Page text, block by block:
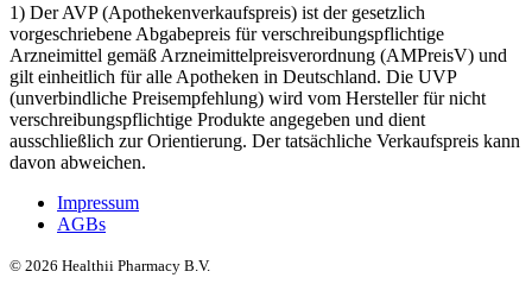
1) Der AVP (Apothekenverkaufspreis) ist der gesetzlich
vorgeschriebene Abgabepreis für verschreibungspflichtige
Arzneimittel gemäß Arzneimittelpreisverordnung (AMPreisV) und
gilt einheitlich für alle Apotheken in Deutschland. Die UVP
(unverbindliche Preisempfehlung) wird vom Hersteller für nicht
verschreibungspflichtige Produkte angegeben und dient
ausschließlich zur Orientierung. Der tatsächliche Verkaufspreis kann
davon abweichen.
Impressum
AGBs
© 2026 Healthii Pharmacy B.V.